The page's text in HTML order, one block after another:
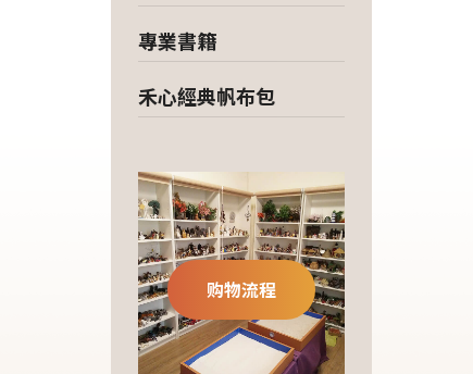
專業書籍
禾心經典帆布包
购物流程